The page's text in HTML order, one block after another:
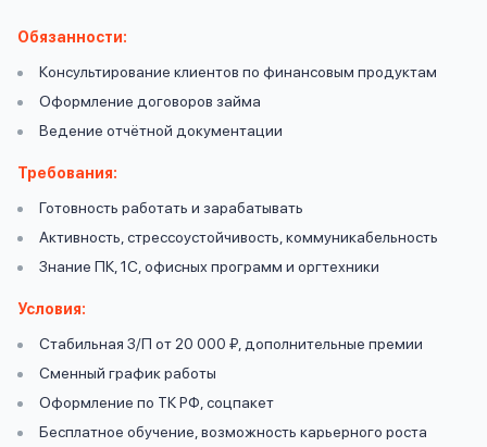
Обязанности:
Консультирование клиентов по финансовым продуктам
Оформление договоров займа
Ведение отчётной документации
Требования:
Готовность работать и зарабатывать
Активность, стрессоустойчивость, коммуникабельность
Знание ПК, 1С, офисных программ и оргтехники
Условия:
Стабильная З/П от 20 000 ₽, дополнительные премии
Сменный график работы
Оформление по ТК РФ, соцпакет
Бесплатное обучение, возможность карьерного роста
Оформить заявку
Задать
вопрос
Ответы
на
вопросы
Ок
Ок
политикой
даю
согласие